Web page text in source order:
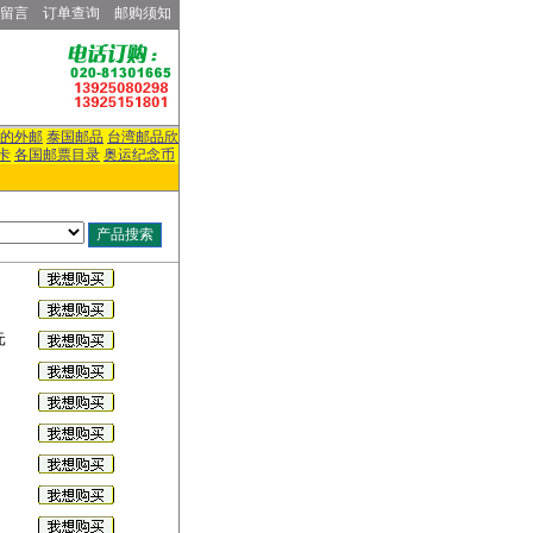
言 订单查询 邮购须知
外邮 泰国邮品 台湾邮品欣
各国邮票目录 奥运纪念币